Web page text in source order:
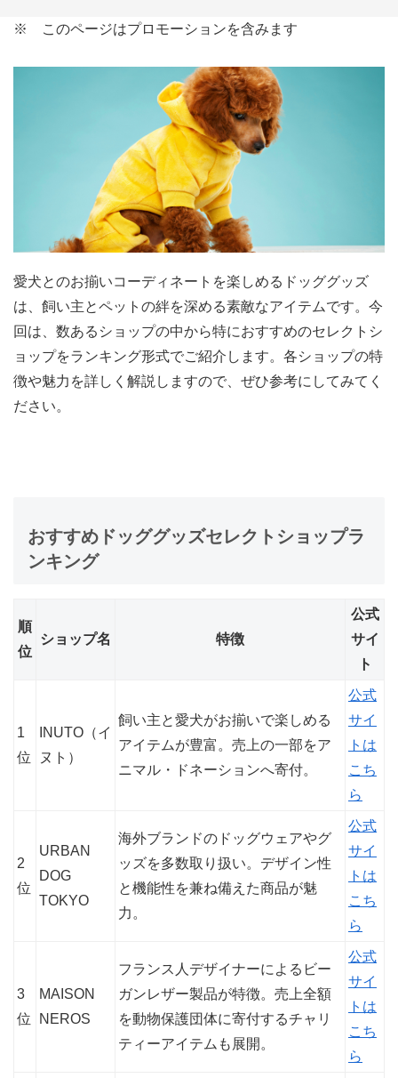
※ このページはプロモーションを含みます
愛犬とのお揃いコーディネートを楽しめるドッググッズ
は、飼い主とペットの絆を深める素敵なアイテムです。今
回は、数あるショップの中から特におすすめのセレクトシ
ョップをランキング形式でご紹介します。各ショップの特
徴や魅力を詳しく解説しますので、ぜひ参考にしてみてく
ださい。
おすすめドッググッズセレクトショップラ
ンキング
順
位
ショップ名 特徴
公式
サイ
ト
1
位
INUTO（イ
ヌト）
飼い主と愛犬がお揃いで楽しめる
アイテムが豊富。売上の一部をア
ニマル・ドネーションへ寄付。
公式
サイ
トは
こち
ら
2
位
URBAN
DOG
TOKYO
海外ブランドのドッグウェアやグ
ッズを多数取り扱い。デザイン性
と機能性を兼ね備えた商品が魅
力。
公式
サイ
トは
こち
ら
3
位
MAISON
NEROS
フランス人デザイナーによるビー
ガンレザー製品が特徴。売上全額
を動物保護団体に寄付するチャリ
ティーアイテムも展開。
公式
サイ
トは
こち
ら